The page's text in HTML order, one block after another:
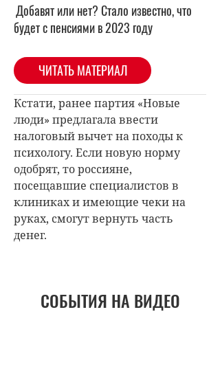
Добавят или нет? Стало известно, что
будет с пенсиями в 2023 году
ЧИТАТЬ МАТЕРИАЛ
Кстати, ранее партия «Новые
люди» предлагала ввести
налоговый вычет на походы к
психологу. Если новую норму
одобрят, то россияне,
посещавшие специалистов в
клиниках и имеющие чеки на
руках, смогут вернуть часть
денег.
СОБЫТИЯ НА ВИДЕО